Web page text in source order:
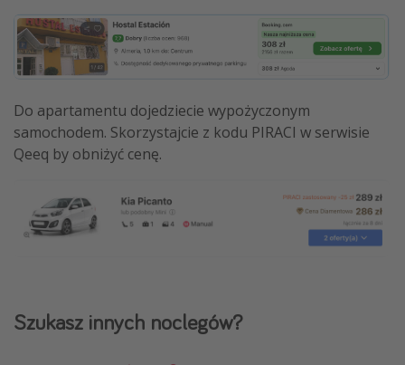
Do apartamentu dojedziecie wypożyczonym
samochodem. Skorzystajcie z kodu PIRACI w serwisie
Qeeq by obniżyć cenę.
Szukasz innych noclegów?